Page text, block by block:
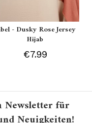
- Dusky Rose Jersey
Hijab
€7.99
Newsletter für